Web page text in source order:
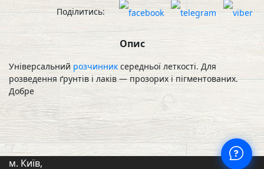
Поділитись:
Опис
Універсальний розчинник середньої леткості. Для
розведення ґрунтів і лаків — прозорих і пігментованих.
Добре
м. Київ,